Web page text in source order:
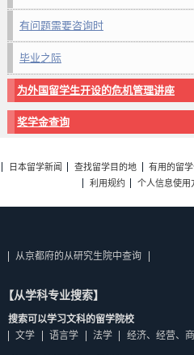
有问题需要咨询时
毕业之际
为外国留学生开设的危机管理讲座
奖学金查询
日本留学新闻 查找留学目的地 有用的留
利用规约
个人信息使用
从京都府的从研究生院中查询
【从学科专业搜索】
搜索可以学习文科的留学院校
文学
语言学 法学 经济、经营、